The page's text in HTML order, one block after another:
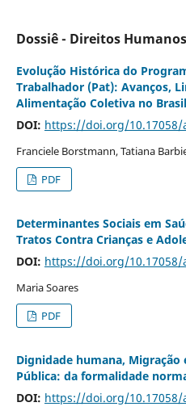
Dossiê - Direitos
Evolução Histórica do
Trabalhador (Pat): Avanços,
Alimentação Coletiva no Brasil
DOI: https://doi.org/10.17058/
Franciele Borstmann, Tatiana
PDF
Determinantes Sociais em
Tratos Contra Crianças e
DOI: https://doi.org/10.17058/
Maria Soares
PDF
Dignidade humana,
Pública: da formalidade
DOI: https://doi.org/10.17058/